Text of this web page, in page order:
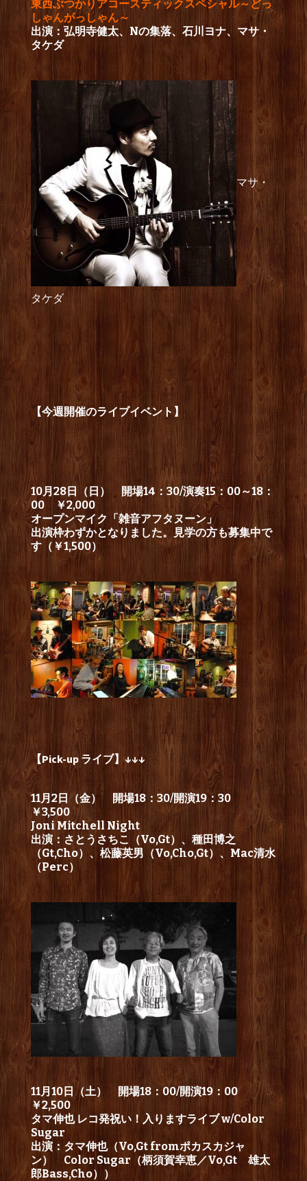
東西ぶつかりアコースティックスペシャル～どっ
しゃんがっしゃん～
出演：弘明寺健太、Nの集落、石川ヨナ、マサ・
タケダ
マサ・
タケダ
【今週開催のライブイベント】
10月28日（日） 開場14：30/演奏15：00～18：
00 ￥2,000
オープンマイク「雑音アフタヌーン」
出演枠わずかとなりました。見学の方も募集中で
す（￥1,500）
【Pick-up ライブ】↓↓↓
11月2日（金） 開場18：30/開演19：30
￥3,500
Joni Mitchell Night
出演：さとうさちこ（Vo,Gt）、種田博之
（Gt,Cho）、松藤英男（Vo,Cho,Gt）、Mac清水
（Perc）
11月10日（土） 開場18：00/開演19：00
￥2,500
タマ伸也 レコ発祝い！入りますライブ w/Color
Sugar
出演：タマ伸也（Vo,Gt fromポカスカジャ
ン） Color Sugar（柄須賀幸恵／Vo,Gt 雄太
郎Bass,Cho））